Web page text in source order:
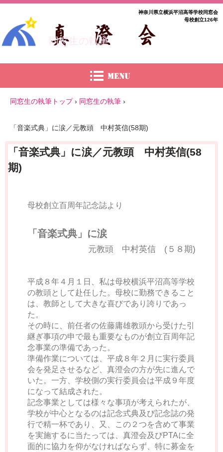
同窓生の執筆
神奈川県立横浜平沼高等学校同窓会
母校創立126年
同窓生の執筆トップ › 同窓生の執筆 ›
「音楽式典」に涙／元教頭 中村英信(58期)
「音楽式典」に涙／元教頭 中村英信(58
期)
母校創立百周年記念誌より
「音楽式典」に涙
元教頭 中村英信 (５８期)
平成８年４月１日、私は母校横浜平沼高等学校
の教頭として赴任した。母校に勤務できること
は、教師として大きな喜びであり誇りであっ
た。
その時に、前任者の佐藤庸雄教頭から受けた引
継ぎ事項の申で最も重要なものが創立百周年記
念事業の準備であった。
準備作業については、平成８年２月に実行委員
会を発足させるなど、真澄会の方が先に進んで
いた。一方、学校側の実行委員会は平成９年度
になって結成された。
記念事業としては様々な事項が考えられたが、
学校が中心となるのは記念式典及び記念誌の発
行で精一杯であり、又、この２つを含めて事業
を実施するに当たっては、真澄会及びPTAに全
面的に協力を仰がなければならず、特に募金を